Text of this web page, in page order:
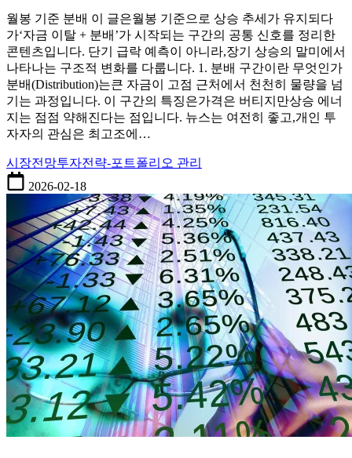
분
배
(Distribution)
신
호
–
장
기
승
이
나
갈
때
나
타
나
는
구
조
월봉 기준 분배 이 글은월봉 기준으로 상승 추세가 유지되다
가‘자금 이탈 + 분배’가 시작되는 구간의 공통 신호를 정리한
콘텐츠입니다. 단기 급락 예측이 아니라,장기 상승의 말미에서
나타나는 구조적 변화를 다룹니다. 1. 분배 구간이란 무엇인가
분배(Distribution)는큰 자금이 고점 근처에서 천천히 물량을 넘
기는 과정입니다. 이 구간의 특징은가격은 버티지만상승 에너
지는 점점 약해진다는 점입니다. 뉴스는 여전히 좋고,개인 투
자자의 관심은 최고조에…
시장전망투자전략-포트폴리오 관리
2026-02-18